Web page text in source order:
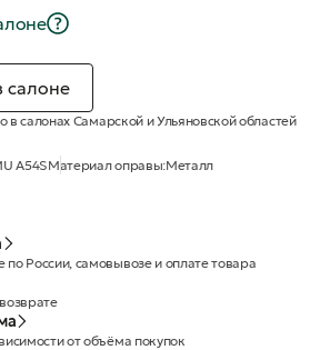
салоне
в салонах Самарской и Ульяновской областей
A54SМатериал оправы:Металл
по России, самовывозе и оплате товара
от объёма покупок